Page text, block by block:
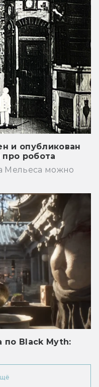
и опубликован
робота
можно
Black Myth: